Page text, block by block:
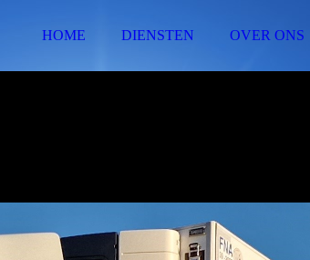
HOME DIENSTEN OVER ONS